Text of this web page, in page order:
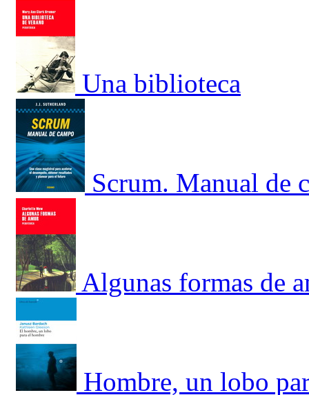
Una biblioteca
Scrum. Manual de
Algunas formas de
Hombre, un lobo